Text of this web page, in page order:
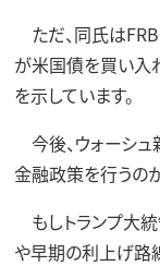
ただ、同氏は
が米国債を買い入
を示しています。
今後、ウォーシ
金融政策を行うの
もしトランプ大
や早期の利上げ路